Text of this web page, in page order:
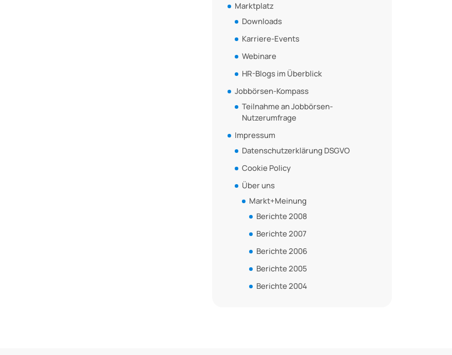
Marktplatz
Downloads
Karriere-Events
Webinare
HR-Blogs im Überblick
Jobbörsen-Kompass
Teilnahme an Jobbörsen-
Nutzerumfrage
Impressum
Datenschutzerklärung DSGVO
Cookie Policy
Über uns
Markt+Meinung
Berichte 2008
Berichte 2007
Berichte 2006
Berichte 2005
Berichte 2004